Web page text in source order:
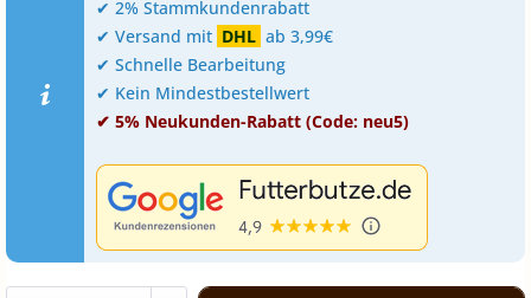
✔ 2% Stammkundenrabatt
✔ Versand mit DHL ab 3,99€
✔ Schnelle Bearbeitung
✔ Kein Mindestbestellwert
✔ 5% Neukunden-Rabatt (Code: neu5)